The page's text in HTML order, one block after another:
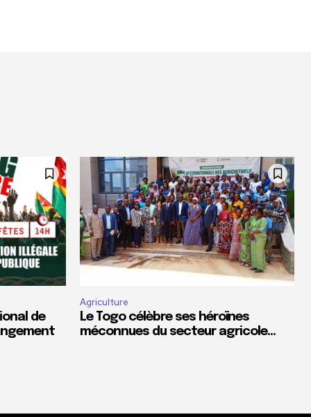
de
Agriculture
Le Togo célèbre ses héroïnes
méconnues du secteur agricole…